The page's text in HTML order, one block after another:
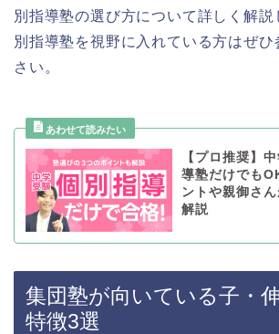
別指導塾の選び方について詳しく解説
別指導塾を視野に入れている方はぜひ
さい。
【プロ推奨】
導塾だけでも
ントや親御さ
解説
集団塾が向いている子・
特徴3選